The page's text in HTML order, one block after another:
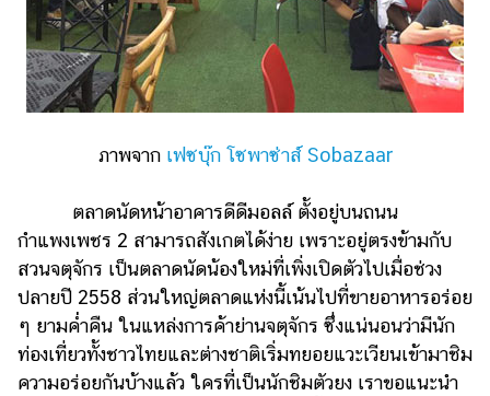
ภาพจาก เฟซบุ๊ก โซพาซ่าส์ Sobazaar
ตลาดนัดหน้าอาคารดีดีมอลล์ ตั้งอยู่บนถนน
กำแพงเพชร 2 สามารถสังเกตได้ง่าย เพราะอยู่ตรงข้ามกับ
สวนจตุจักร เป็นตลาดนัดน้องใหม่ที่เพิ่งเปิดตัวไปเมื่อช่วง
ปลายปี 2558 ส่วนใหญ่ตลาดแห่งนี้เน้นไปที่ขายอาหารอร่อย
ๆ ยามค่ำคืน ในแหล่งการค้าย่านจตุจักร ซึ่งแน่นอนว่ามีนัก
ท่องเที่ยวทั้งชาวไทยและต่างชาติเริ่มทยอยแวะเวียนเข้ามาชิม
ความอร่อยกันบ้างแล้ว ใครที่เป็นนักชิมตัวยง เราขอแนะนำ